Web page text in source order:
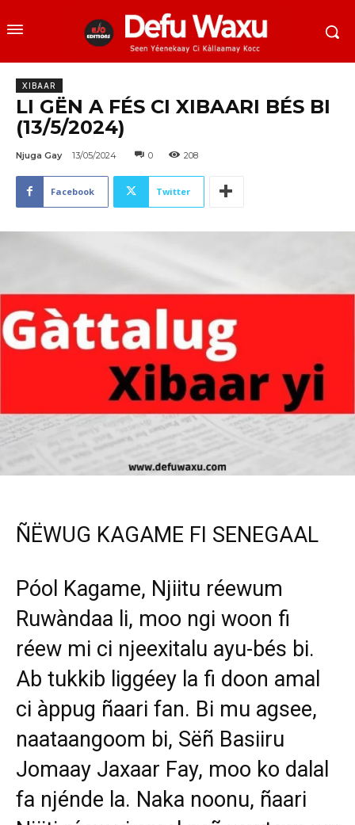
XIBAAR
LI GËN A FÉS CI XIBAARI BÉS BI
(13/5/2024)
Njuga Gay 13/05/2024 0 208
Facebook Twitter
ÑËWUG KAGAME FI SENEGAAL
Póol Kagame, Njiitu réewum
Ruwàndaa li, moo ngi woon fi
réew mi ci njeexitalu ayu-bés bi.
Ab tukkib liggéey la fi doon amal
ci àppug ñaari fan. Bi mu agsee,
naataangoom bi, Sëñ Basiiru
Jomaay Jaxaar Fay, moo ko dalal
fa njénde la. Naka noonu, ñaari